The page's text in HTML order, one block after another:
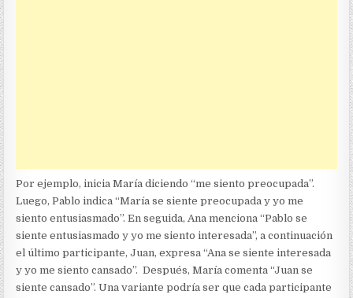
Por ejemplo, inicia María diciendo “me siento preocupada”.
Luego, Pablo indica “María se siente preocupada y yo me
siento entusiasmado”. En seguida, Ana menciona “Pablo se
siente entusiasmado y yo me siento interesada”, a continuación
el último participante, Juan, expresa “Ana se siente interesada
y yo me siento cansado”. Después, María comenta “Juan se
siente cansado”. Una variante podría ser que cada participante